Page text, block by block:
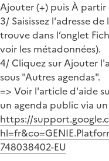
Ajouter (+) puis À partir
3/ Saisissez l'adresse
trouve dans l’onglet
voir les métadonnées).
4/ Cliquez sur Ajouter
sous "Autres agendas".
=> Voir l'article d'aide
un agenda public via un
https://
748038402-EU